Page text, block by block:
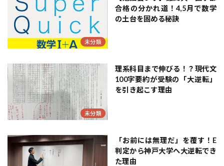
未分類
合格の分かれ道！4,5月で数学
の土台を固める秘訣
未分類
理系科目まで伸びる！？現代文
100字要約が受験の「大逆転」
を引き起こす理由
「お前には無理だ」を覆す！E
判定から神戸大学へ大逆転でき
た理由